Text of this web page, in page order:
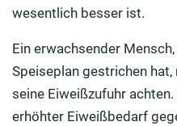
wesentlich besser ist.
Ein erwachsender
Speiseplan gestrichen
seine Eiweißzufuhr
erhöhter Eiweißbedarf